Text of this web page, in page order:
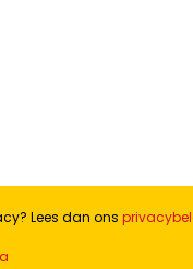
Lees dan ons